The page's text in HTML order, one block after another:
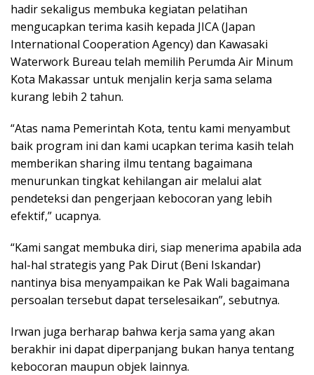
hadir sekaligus membuka kegiatan pelatihan
mengucapkan terima kasih kepada JICA (Japan
International Cooperation Agency) dan Kawasaki
Waterwork Bureau telah memilih Perumda Air Minum
Kota Makassar untuk menjalin kerja sama selama
kurang lebih 2 tahun.
“Atas nama Pemerintah Kota, tentu kami menyambut
baik program ini dan kami ucapkan terima kasih telah
memberikan sharing ilmu tentang bagaimana
menurunkan tingkat kehilangan air melalui alat
pendeteksi dan pengerjaan kebocoran yang lebih
efektif,” ucapnya.
“Kami sangat membuka diri, siap menerima apabila ada
hal-hal strategis yang Pak Dirut (Beni Iskandar)
nantinya bisa menyampaikan ke Pak Wali bagaimana
persoalan tersebut dapat terselesaikan”, sebutnya.
Irwan juga berharap bahwa kerja sama yang akan
berakhir ini dapat diperpanjang bukan hanya tentang
kebocoran maupun objek lainnya.